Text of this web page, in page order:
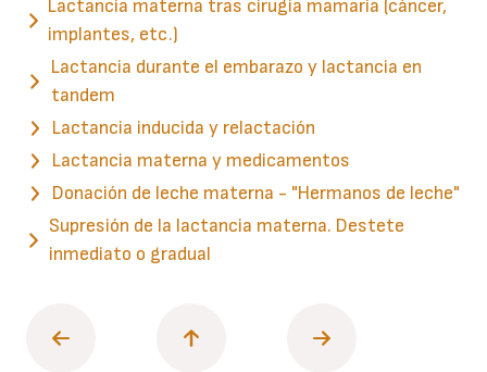
Lactancia materna tras cirugía mamaria (cáncer,
implantes, etc.)
Lactancia durante el embarazo y lactancia en
tandem
Lactancia inducida y relactación
Lactancia materna y medicamentos
Donación de leche materna - "Hermanos de leche"
Supresión de la lactancia materna. Destete
inmediato o gradual